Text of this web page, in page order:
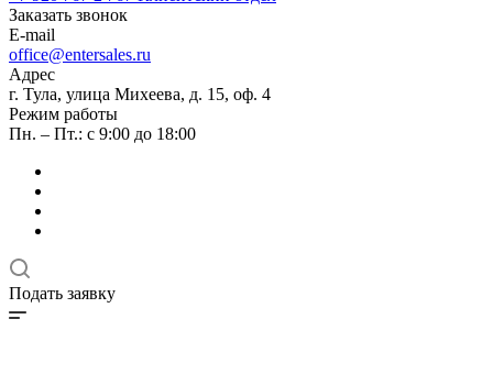
Заказать звонок
E-mail
office@entersales.ru
Адрес
г. Тула, улица Михеева, д. 15, оф. 4
Режим работы
Пн. – Пт.: с 9:00 до 18:00
Подать заявку